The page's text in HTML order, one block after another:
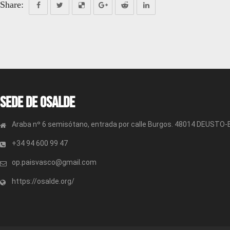
Share:
Sede de OSALDE
Araba nº 6 semisótano, entrada por calle Burgos. 48014 DEUSTO-
+34 94 600 99 47
op.paisvasco@gmail.com
https://osalde.org/